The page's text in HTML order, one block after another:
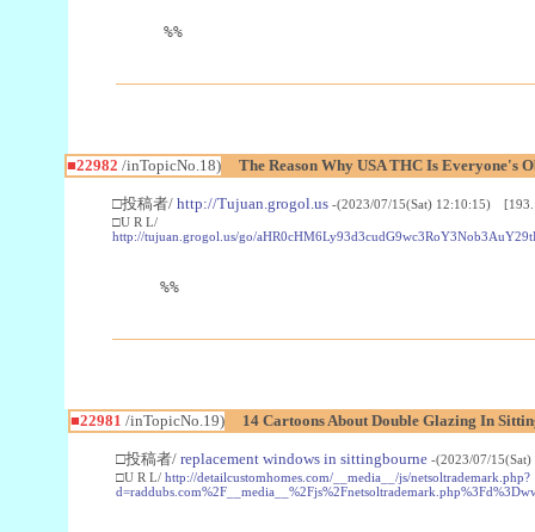
%%
■22982 /inTopicNo.18) The Reason Why USA THC Is Everyone's
□投稿者/ http://Tujuan.grogol.us -(2023/07/15(Sat) 12:10:15)
□U R L/
http://tujuan.grogol.us/go/
%%
■22981 /inTopicNo.19) 14 Cartoons About Double Glazing In
□投稿者/ replacement windows in sittingbourne -(2023/07/
□U R L/ http://detailcustomhomes.com/__media__/js/netsoltrademark.php?